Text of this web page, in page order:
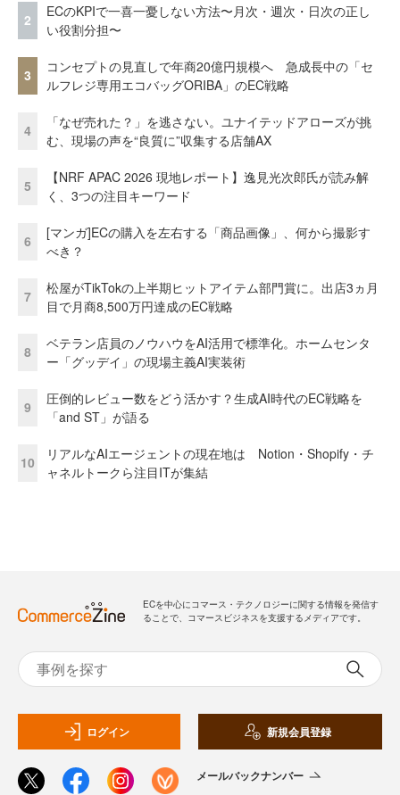
2
ECのKPIで一喜一憂しない方法〜月次・週次・日次の正し
い役割分担〜
3
コンセプトの見直しで年商20億円規模へ 急成長中の「セ
ルフレジ専用エコバッグORIBA」のEC戦略
4
「なぜ売れた？」を逃さない。ユナイテッドアローズが挑
む、現場の声を“良質に”収集する店舗AX
5
【NRF APAC 2026 現地レポート】逸見光次郎氏が読み解
く、3つの注目キーワード
6
[マンガ]ECの購入を左右する「商品画像」、何から撮影す
べき？
7
松屋がTikTokの上半期ヒットアイテム部門賞に。出店3ヵ月
目で月商8,500万円達成のEC戦略
8
ベテラン店員のノウハウをAI活用で標準化。ホームセンタ
ー「グッデイ」の現場主義AI実装術
9
圧倒的レビュー数をどう活かす？生成AI時代のEC戦略を
「and ST」が語る
10
リアルなAIエージェントの現在地は Notion・Shopify・チ
ャネルトークら注目ITが集結
ECを中心にコマース・テクノロジーに関する情報を発信す
ることで、コマースビジネスを支援するメディアです。
ログイン 新規会員登録
メールバックナンバー